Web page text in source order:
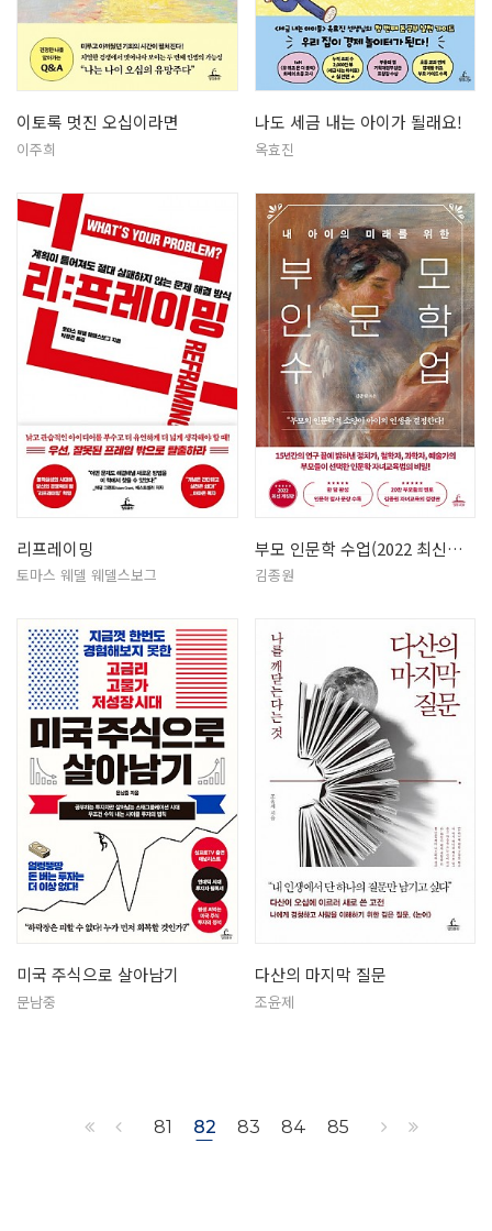
이토록 멋진 오십이라면
이주희
나도 세금 내는 아이가 될래요!
옥효진
리프레이밍
토마스 웨델 웨델스보그
부모 인문학 수업(2022 최신개정판…
김종원
미국 주식으로 살아남기
문남중
다산의 마지막 질문
조윤제
81 82 83 84 85